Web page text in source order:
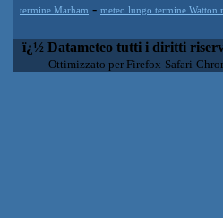
termine Marham - meteo lungo termine Watton
ï¿½ Datameteo tutti i diritti
Ottimizzato per Firefox-Safari-